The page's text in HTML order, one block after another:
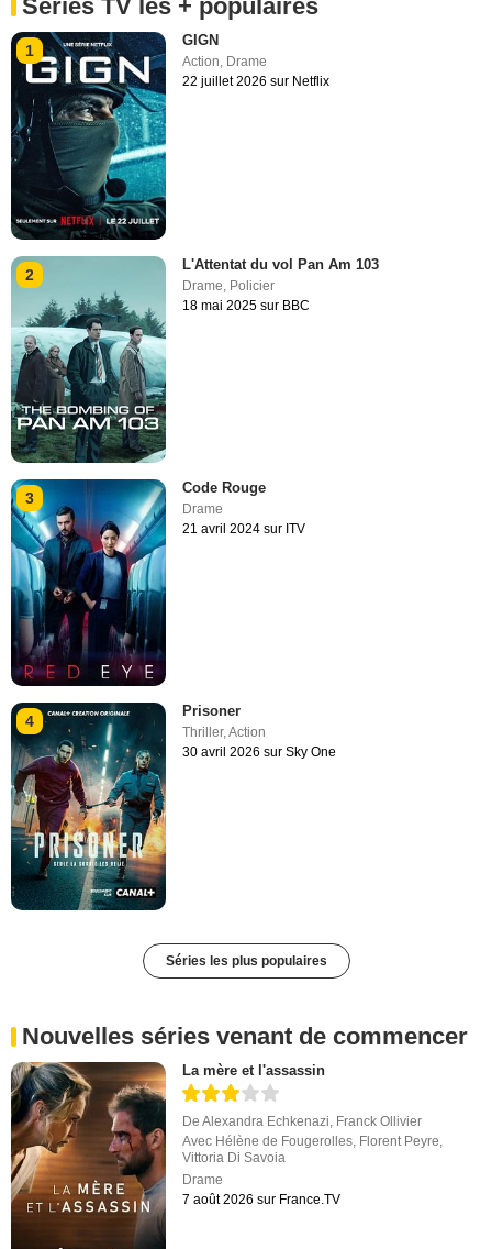
Séries TV les + populaires
1
GIGN
Action, Drame
22 juillet 2026 sur Netflix
2
L'Attentat du vol Pan Am 103
Drame Policier
18 mai 2025 sur BBC
3
Code Rouge
Drame
21 avril 2024 sur ITV
4
Prisoner
Thriller,Action
30 avril 2026 sur Sky One
Séries les plus populaires
Nouvelles séries venant de commencer
La mère et l'assassin
DeAlexandra Echkenazi Franck Ollivier
Avec Hélène de Fougerolles Florent Peyre
Vittoria Di Savoia
Drame
7 août 2026 sur France.TV